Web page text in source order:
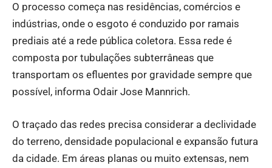
O processo começa nas residências, comércios e
indústrias, onde o esgoto é conduzido por ramais
prediais até a rede pública coletora. Essa rede é
composta por tubulações subterrâneas que
transportam os efluentes por gravidade sempre que
possível, informa Odair Jose Mannrich.
O traçado das redes precisa considerar a declividade
do terreno, densidade populacional e expansão futura
da cidade. Em áreas planas ou muito extensas, nem